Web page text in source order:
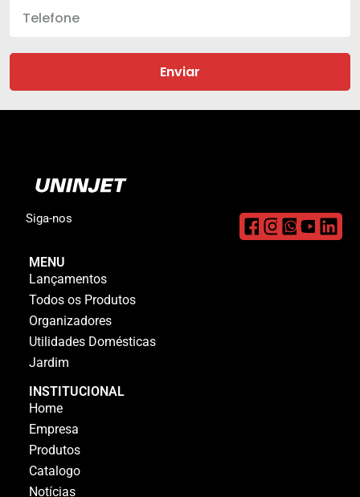
Enviar
Siga-nos
MENU
Lançamentos
Todos os Produtos
Organizadores
Utilidades Domésticas
Jardim
INSTITUCIONAL
Home
Empresa
Produtos
Catalogo
Notícias